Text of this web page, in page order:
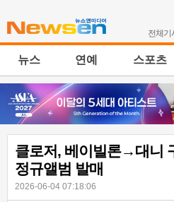
전체기
뉴스 연예 스포츠
클로저, 베이빌론→대니
정규앨범 발매
2026-06-04 07:18:06